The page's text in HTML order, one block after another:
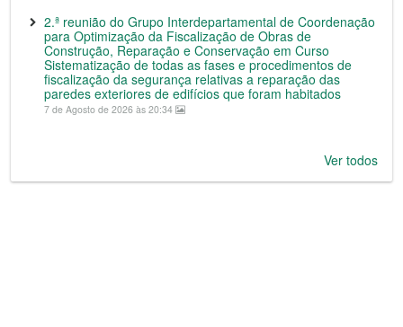
2.ª reunião do Grupo Interdepartamental de Coordenação
para Optimização da Fiscalização de Obras de
Construção, Reparação e Conservação em Curso
Sistematização de todas as fases e procedimentos de
fiscalização da segurança relativas a reparação das
paredes exteriores de edifícios que foram habitados
7 de Agosto de 2026 às 20:34
Ver todos